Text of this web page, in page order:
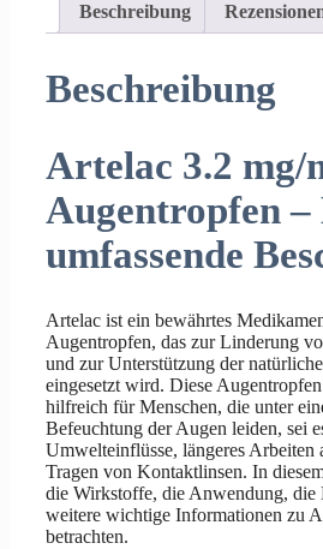
Beschreibung
Beschreibung
Artelac 3.2 mg/
Augentropfen –
umfassende
Artelac ist ein bewährtes
Augentropfen, das zur Linderung
und zur Unterstützung der
eingesetzt wird. Diese
hilfreich für Menschen, die unter
Befeuchtung der Augen leiden, sei
Umwelteinflüsse, längeres Arbeiten
Tragen von Kontaktlinsen. In
die Wirkstoffe, die Anwendung, die
weitere wichtige Informationen zu
betrachten.